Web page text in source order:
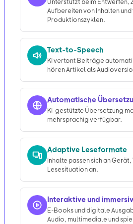
Aufbereiten von Inhalten
Produktionszyklen.
Text-to-Speech
KI vertont Beiträge
hören Artikel als
Automatische
KI-gestützte Übersetzung
mehrsprachig verfügbar.
Adaptive Leseformate
Inhalte passen sich an
Lesesituation an.
Interaktive und
E-Books und digitale
Audio, multimediale und